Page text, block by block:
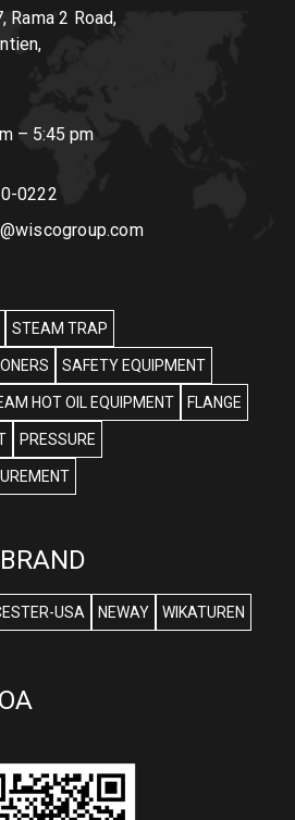
Rama 2 Road,
– 5:45 pm
0222
STEAM TRAP
SAFETY EQUIPMENT
HOT OIL EQUIPMENT FLANGE
PRESSURE
USA NEWAY WIKATUREN